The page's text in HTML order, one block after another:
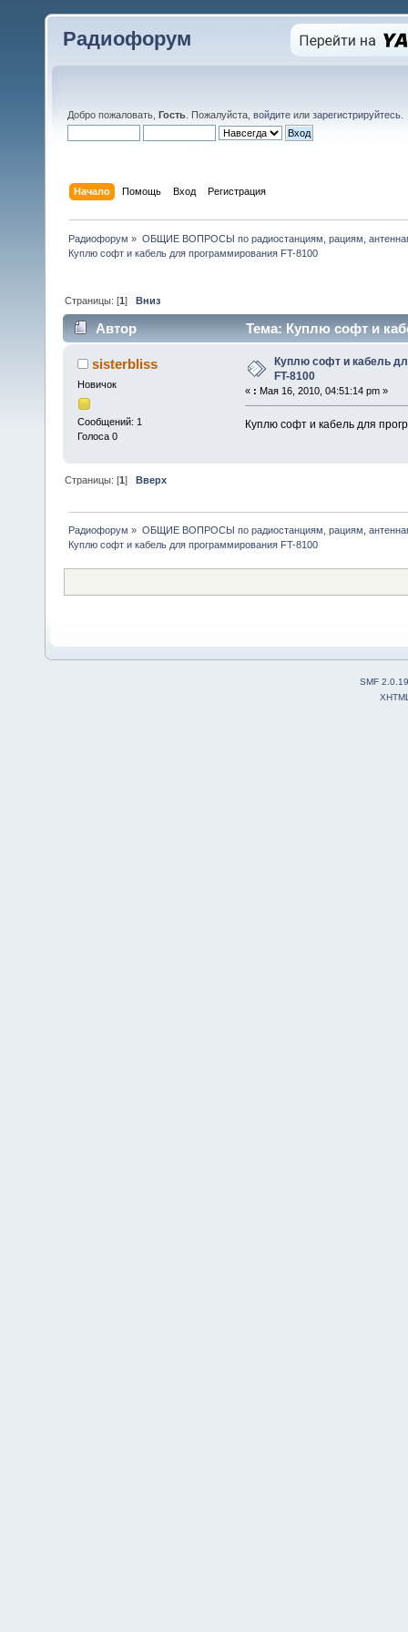
Радиофорум
Добро пожаловать, Гость . Пожалуйста, войдите или зарегистрируйтесь
Начало Помощь Вход Регистрация
Радиофорум » ОБЩИЕ ВОПРОСЫ по радиостанциям, рациям,
Куплю софт и кабель для программирования FT-8100
Страницы: [1]Вниз
Автор Тема: Куплю софт и
sisterbliss
Новичок
Сообщений: 1
Голоса 0
Куплю софт и кабель
FT-8100
« : Мая 16, 2010, 04:51:14 pm »
Куплю софт и кабель для
Страницы: [1] Вверх
Радиофорум » ОБЩИЕ ВОПРОСЫ по радиостанциям, рациям,
Куплю софт и кабель для программирования FT-8100
SMF 2.0.19